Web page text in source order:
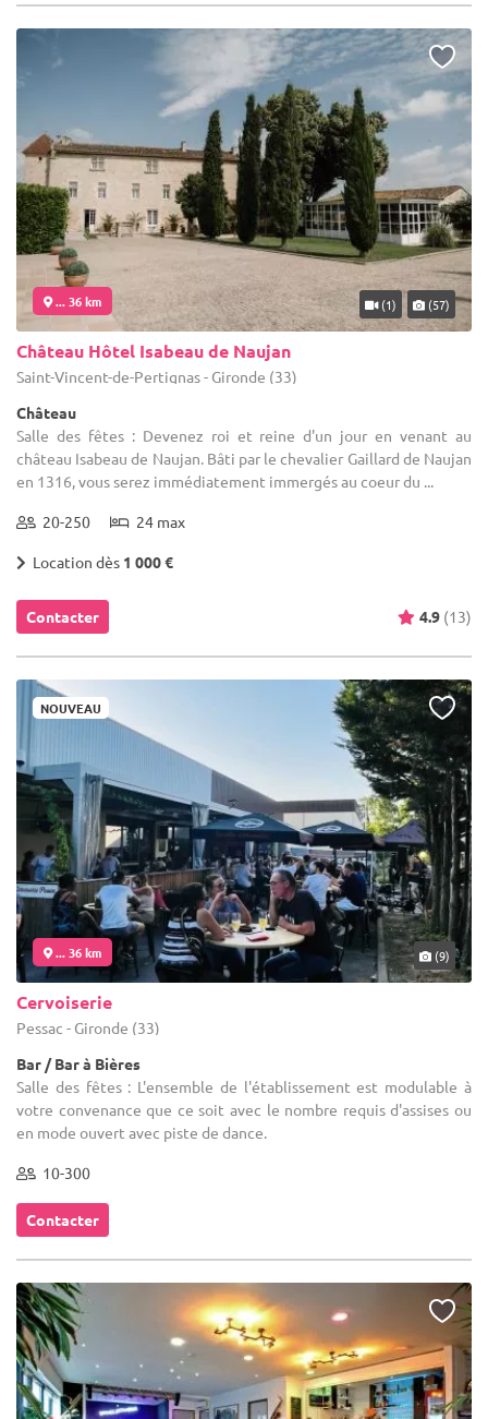
... 36 km (1) (57)
Château Hôtel Isabeau de Naujan
Saint-Vincent-de-Pertignas - Gironde (33)
Château
Salle des fêtes : Devenez roi et reine d'un jour en venant au
château Isabeau de Naujan. Bâti par le chevalier Gaillard de Naujan
en 1316, vous serez immédiatement immergés au coeur du ...
20-250 24 max
Location dès 1 000 €
Contacter 4.9 (13)
NOUVEAU
... 36 km (9)
Cervoiserie
Pessac - Gironde (33)
Bar / Bar à Bières
Salle des fêtes : L'ensemble de l'établissement est modulable à
votre convenance que ce soit avec le nombre requis d'assises ou
en mode ouvert avec piste de dance.
10-300
Contacter